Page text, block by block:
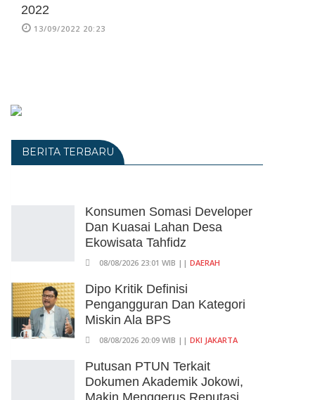
2022
13/09/2022 20:23
BERITA TERBARU
Konsumen Somasi Developer
Dan Kuasai Lahan Desa
Ekowisata Tahfidz
08/08/2026 23:01 WIB || DAERAH
Dipo Kritik Definisi
Pengangguran Dan Kategori
Miskin Ala BPS
08/08/2026 20:09 WIB || DKI JAKARTA
Putusan PTUN Terkait
Dokumen Akademik Jokowi,